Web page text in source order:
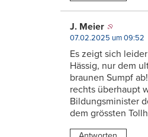
J. Meier
07.02.2025 um 09:52
Es zeigt sich
Hässig, nur dem
braunen Sumpf
rechts überhaupt
Bildungsminister
dem grössten